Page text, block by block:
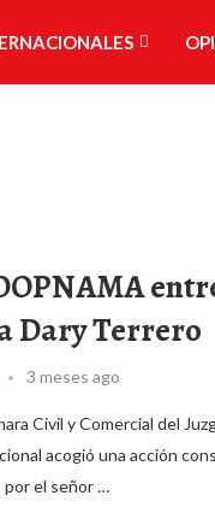
Dary Terrero
3 meses ago
Civil y Comercial del
acogió una acción
el señor …